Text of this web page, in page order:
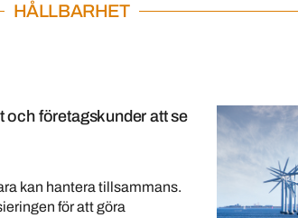
HÅLLBARHET
och företagskunder att se
kan hantera tillsammans.
för att göra